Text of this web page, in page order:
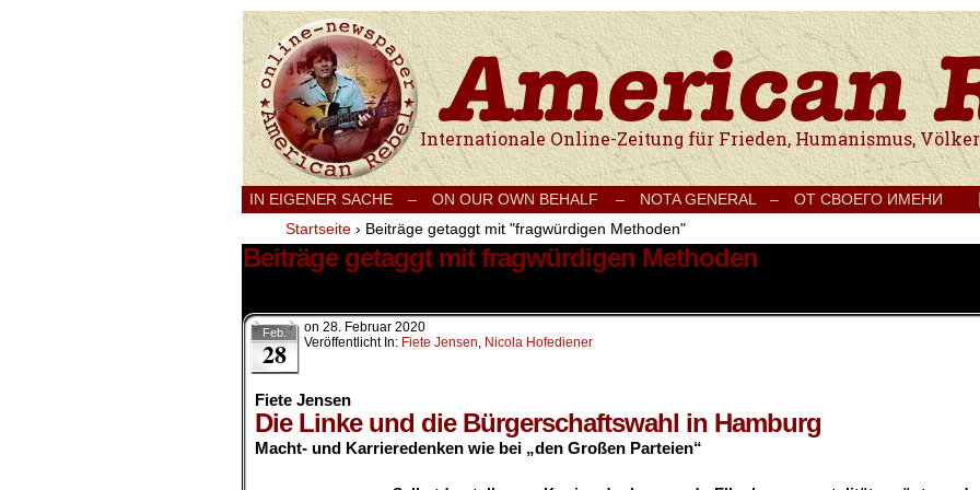
Internationale Onlinezeitung für Frieden, Humanismus, Völkerverständigung und
IN EIGENER SACHE – ON OUR OWN BEHALF – NOTA GENERAL – ОТ СВОЕГО ИМЕНИ
Startseite › Beiträge getaggt mit "fragwürdigen Methoden"
Beiträge getaggt mit fragwürdigen Methoden
Feb.
28
on 28. Februar 2020
Veröffentlicht In: Fiete Jensen, Nicola Hofediener
Fiete Jensen
Die Linke und die Bürgerschaftswahl in Hamburg
Macht- und Karrieredenken wie bei „den Großen Parteien“